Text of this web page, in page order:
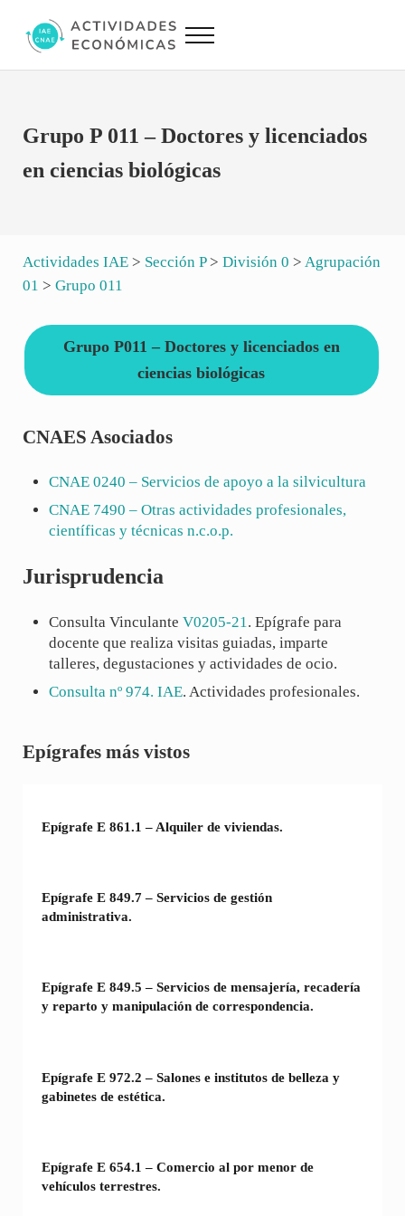
Actividades Económicas IAE CNAE
Menu
Grupo P 011 – Doctores y licenciados
en ciencias biológicas
Actividades IAE> Sección P> División 0 > Agrupación
01 > Grupo 011
Grupo P011 – Doctores y licenciados en
ciencias biológicas
CNAES Asociados
CNAE0240 – Servicios de apoyo a la silvicultura
CNAE 7490 – Otras actividades profesionales,
científicas y técnicas n.c.o.p.
Jurisprudencia
Consulta VinculanteV0205-21 . Epígrafe para
docente que realiza visitas guiadas, imparte
talleres, degustaciones y actividades de ocio.
Consulta nº 974. IAE. Actividades profesionales.
Sidebar
Epígrafes más vistos
Epígrafe E 861.1 – Alquiler de viviendas.
Epígrafe E 849.7 – Servicios de gestión
administrativa.
Epígrafe E 849.5 – Servicios de mensajería, recadería
y reparto y manipulación de correspondencia.
Epígrafe E 972.2 – Salones e institutos de belleza y
gabinetes de estética.
Epígrafe E 654.1 – Comercio al por menor de
vehículos terrestres.